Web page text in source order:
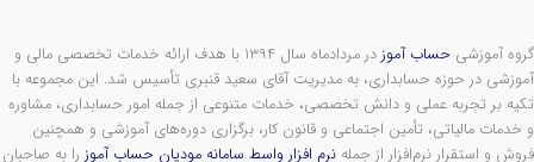
گروه آموزشی حساب آموز
در مردادماه سال ۱۳۹۴ با هدف ارائه خدمات تخصصی مالی و
آموزشی در حوزه حسابداری، به مدیریت آقای سعید قنبری تأسیس شد. این مجموعه با
تکیه بر تجربه عملی و دانش تخصصی، خدمات متنوعی از جمله امور حسابداری، مشاوره
و خدمات مالیاتی، تأمین اجتماعی و قانون کار، برگزاری دوره‌های آموزشی و همچنین
فروش و استقرار نرم‌افزار از جمله نرم افزار واسط سامانه مودیان حساب آموزرا به صاحبان